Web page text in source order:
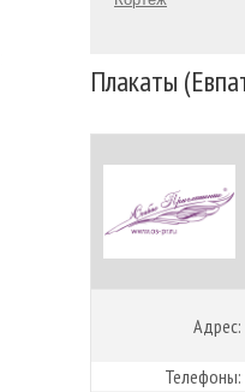
Плакаты
Адрес:
Телефоны: